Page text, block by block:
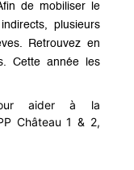
de mobiliser le
plusieurs
Retrouvez en
Cette année les
pour aider à la
Château 1 & 2,